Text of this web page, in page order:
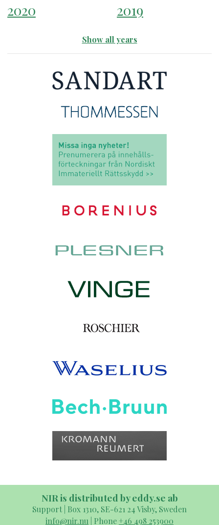
2020
2019
Show all years
NIR is distributed by eddy.se ab
Support | Box 1310, SE-621 24 Visby, Sweden
info@nir.nu | Phone+46 498 253900